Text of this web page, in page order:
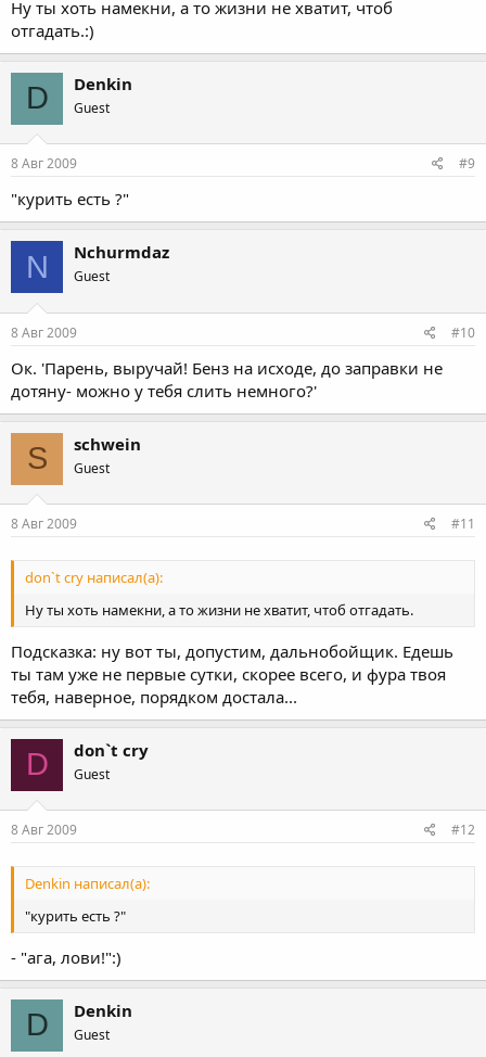
Ну ты хоть намекни, а то жизни не хватит, чтоб
отгадать.:)
D Denkin
Guest
8 Авг 2009 #9
"курить есть ?"
N Nchurmdaz
Guest
8 Авг 2009 #10
Ок. 'Парень, выручай! Бенз на исходе, до заправки не
дотяну- можно у тебя слить немного?'
S schwein
Guest
8 Авг 2009 #11
don`t cry написал(а):
Ну ты хоть намекни, а то жизни не хватит, чтоб отгадать.
Подсказка: ну вот ты, допустим, дальнобойщик. Едешь
ты там уже не первые сутки, скорее всего, и фура твоя
тебя, наверное, порядком достала...
D don`t cry
Guest
8 Авг 2009 #12
Denkin написал(а):
"курить есть ?"
- "ага, лови!":)
D Denkin
Guest